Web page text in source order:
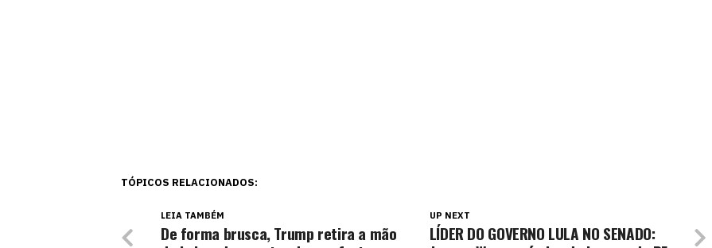
TÓPICOS RELACIONADOS:
UP NEXT
LÍDER DO GOVERNO LULA NO SENADO:
LEIA TAMBÉM
De forma brusca, Trump retira a mão